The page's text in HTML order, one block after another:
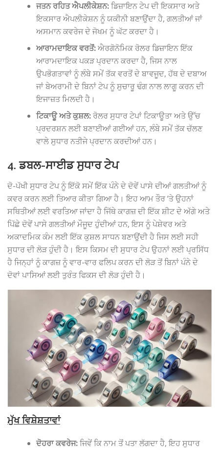
ਜਤਨ ਰਹਿਤ ਐਪਲੀਕੇਸ਼ਨ:ਡਿਜ਼ਾਇਨ ਟੇਪ ਦੀ ਇਕਸਾਰ ਅਤੇ
ਇਕਸਾਰ ਐਪਲੀਕੇਸ਼ਨ ਨੂੰ ਯਕੀਨੀ ਬਣਾਉਂਦਾ ਹੈ, ਗਲਤੀਆਂ ਜਾਂ
ਅਸਮਾਨ ਕਵਰੇਜ ਦੇ ਜੋਖਮ ਨੂੰ ਘੱਟ ਕਰਦਾ ਹੈ।
ਆਰਾਮਦਾਇਕ ਵਰਤੋਂ:ਐਰਗੋਨੋਮਿਕ ਰੋਲਰ ਡਿਜ਼ਾਇਨ ਇੱਕ
ਆਰਾਮਦਾਇਕ ਪਕੜ ਪ੍ਰਦਾਨ ਕਰਦਾ ਹੈ, ਜਿਸ ਨਾਲ
ਉਪਭੋਗਤਾਵਾਂ ਨੂੰ ਲੰਬੇ ਸਮੇਂ ਤੱਕ ਵਰਤੋਂ ਦੇ ਬਾਵਜੂਦ, ਹੱਥ ਦੇ ਦਬਾਅ
ਜਾਂ ਬੇਅਰਾਮੀ ਦੇ ਬਿਨਾਂ ਟੇਪ ਨੂੰ ਸੁਚਾਰੂ ਢੰਗ ਨਾਲ ਲਾਗੂ ਕਰਨ ਦੀ
ਇਜਾਜ਼ਤ ਮਿਲਦੀ ਹੈ।
ਟਿਕਾਊ ਅਤੇ ਕੁਸ਼ਲ:ਰੋਲਰ ਸੁਧਾਰ ਟੇਪਾਂ ਟਿਕਾਊਤਾ ਅਤੇ ਉੱਚ
ਪ੍ਰਦਰਸ਼ਨ ਲਈ ਬਣਾਈਆਂ ਗਈਆਂ ਹਨ, ਲੰਬੇ ਸਮੇਂ ਤੱਕ ਚੱਲਣ
ਵਾਲੇ ਸੁਧਾਰ ਨਤੀਜੇ ਪ੍ਰਦਾਨ ਕਰਦੀਆਂ ਹਨ।
4. ਡਬਲ-ਸਾਈਡ ਸੁਧਾਰ ਟੇਪ
ਦੋ-ਪੱਖੀ ਸੁਧਾਰ ਟੇਪ ਨੂੰ ਇੱਕੋ ਸਮੇਂ ਇੱਕ ਪੰਨੇ ਦੇ ਦੋਵੇਂ ਪਾਸੇ ਦੀਆਂ ਗਲਤੀਆਂ ਨੂੰ
ਕਵਰ ਕਰਨ ਲਈ ਤਿਆਰ ਕੀਤਾ ਗਿਆ ਹੈ। ਇਹ ਆਮ ਤੌਰ ‘ਤੇ ਉਹਨਾਂ
ਸਥਿਤੀਆਂ ਲਈ ਵਰਤਿਆ ਜਾਂਦਾ ਹੈ ਜਿੱਥੇ ਕਾਗਜ਼ ਦੀ ਇੱਕ ਸ਼ੀਟ ਦੇ ਅੱਗੇ ਅਤੇ
ਪਿੱਛੇ ਦੋਵੇਂ ਪਾਸੇ ਗਲਤੀਆਂ ਮੌਜੂਦ ਹੁੰਦੀਆਂ ਹਨ, ਇਸ ਨੂੰ ਪੇਸ਼ੇਵਰ ਅਤੇ
ਅਕਾਦਮਿਕ ਕੰਮ ਲਈ ਇੱਕ ਕੁਸ਼ਲ ਸਾਧਨ ਬਣਾਉਂਦੀ ਹੈ ਜਿਸ ਲਈ ਸਹੀ
ਸੁਧਾਰ ਦੀ ਲੋੜ ਹੁੰਦੀ ਹੈ। ਇਸ ਕਿਸਮ ਦੀ ਸੁਧਾਰ ਟੇਪ ਉਹਨਾਂ ਲਈ ਪ੍ਰਸਿੱਧ
ਹੈ ਜਿਨ੍ਹਾਂ ਨੂੰ ਕਾਗਜ਼ ਨੂੰ ਵਾਰ-ਵਾਰ ਫਲਿਪ ਕਰਨ ਦੀ ਲੋੜ ਤੋਂ ਬਿਨਾਂ ਪੰਨੇ ਦੇ
ਦੋਵਾਂ ਪਾਸਿਆਂ ਲਈ ਤੁਰੰਤ ਫਿਕਸ ਦੀ ਲੋੜ ਹੁੰਦੀ ਹੈ।
ਮੁੱਖ ਵਿਸ਼ੇਸ਼ਤਾਵਾਂ
ਦੋਹਰਾ ਕਵਰੇਜ:ਜਿਵੇਂ ਕਿ ਨਾਮ ਤੋਂ ਪਤਾ ਲੱਗਦਾ ਹੈ, ਇਹ ਸੁਧਾਰ